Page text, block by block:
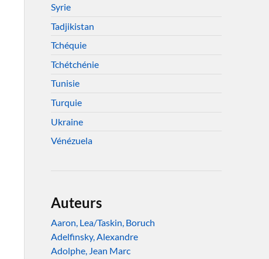
Syrie
Tadjikistan
Tchéquie
Tchétchénie
Tunisie
Turquie
Ukraine
Vénézuela
Auteurs
Aaron, Lea/Taskin, Boruch
Adelfinsky, Alexandre
Adolphe, Jean Marc